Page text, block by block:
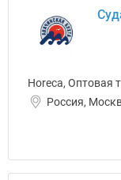
Horeca, Оптовая
Россия,